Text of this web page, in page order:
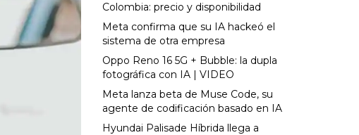
Colombia: precio y disponibilidad
Meta confirma que su IA hackeó el
sistema de otra empresa
Oppo Reno 16 5G + Bubble: la dupla
fotográfica con IA | VIDEO
Meta lanza beta de Muse Code, su
agente de codificación basado en IA
Hyundai Palisade Híbrida llega a